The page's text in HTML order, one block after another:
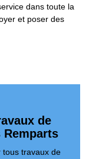
dans toute la
et poser des
de
tous travaux de